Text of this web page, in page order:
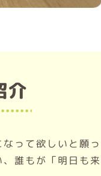
介
って欲しいと願
誰もが「明日も